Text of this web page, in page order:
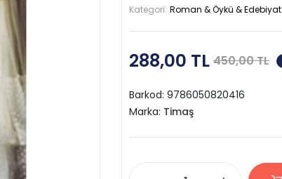
Kategori: Roman & Öykü & Edebiyat
288,00 TL 450,00 TL
Barkod: 9786050820416
Marka: Timaş